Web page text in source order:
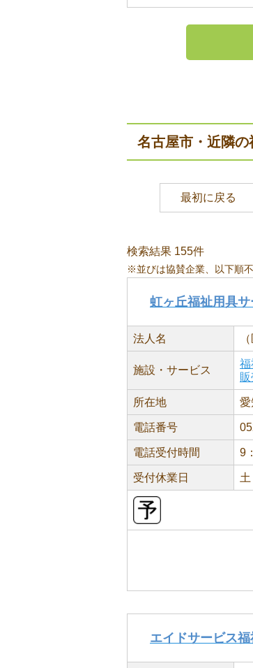
名古屋市・近隣
最初に戻る
検索結果 155件
※並びは協賛企業、以下順不
虹ヶ丘福祉用具サ
法人名
施設・サービス
福
販
所在地 愛
電話番号
電話受付時間 9
受付休業日
エイドサービス